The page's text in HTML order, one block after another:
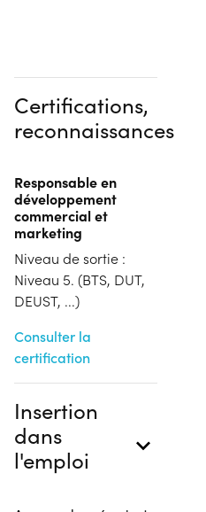
Certifications,
reconnaissances
Responsable en
développement
commercial et
marketing
Niveau de sortie :
Niveau 5. (BTS, DUT,
DEUST, ...)
Consulter la
certification
Insertion
dans
l'emploi